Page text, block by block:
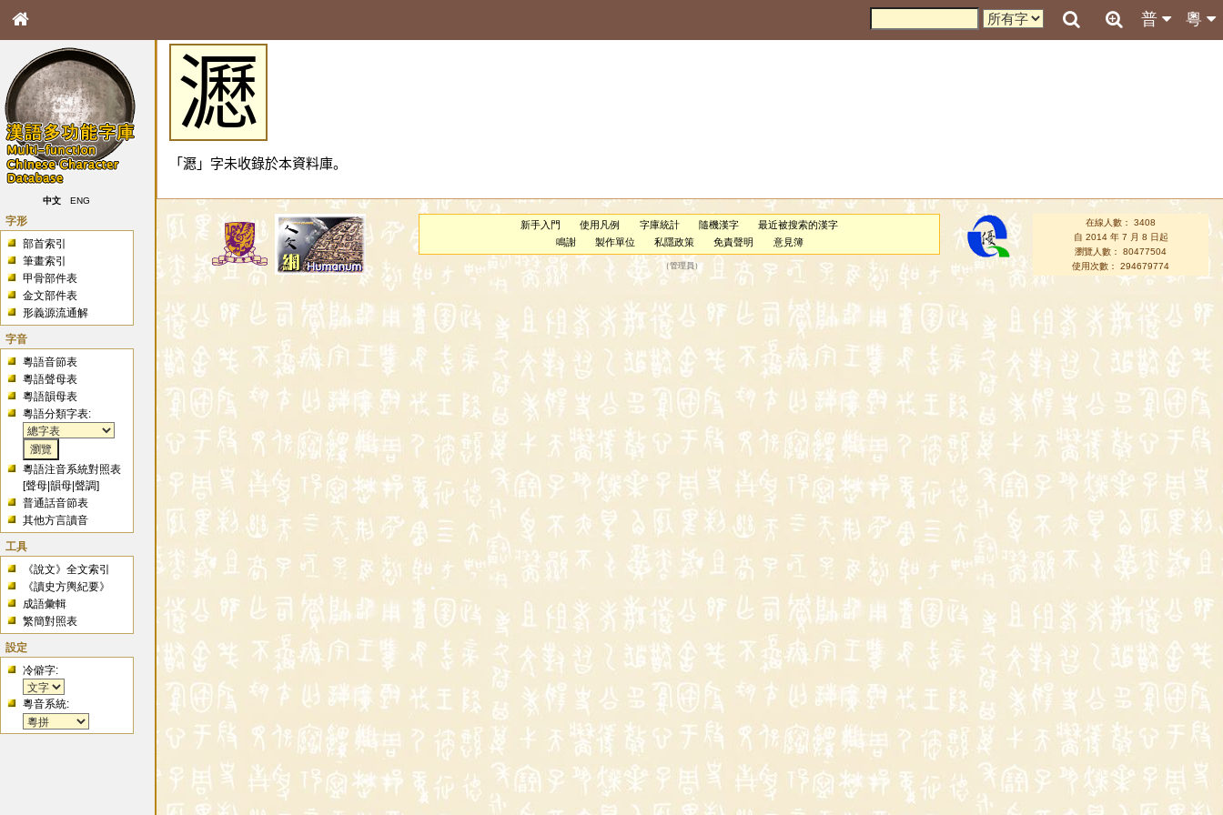
粵
普
中文 ENG
字形
部首索引
筆畫索引
甲骨部件表
金文部件表
形義源流通解
字音
粵語音節表
粵語聲母表
粵語韻母表
粵語分類字表:
粵語注音系統對照表
[聲母 |韻母 |聲調]
普通話音節表
其他方言讀音
工具
《說文》全文索引
《讀史方輿紀要》
成語彙輯
繁簡對照表
設定
冷僻字:
粵音系統:
𤃉
「𤃉」字未收錄於本資料庫。
新手入門 使用凡例 字庫統計 隨機漢字
最近被搜索的漢字
鳴謝
製作單位 私隱政策 免責聲明 意見簿
（管理員 ）
在線人數： 3408
自 2014 年 7 月 8 日起
瀏覽人數： 80477504
使用次數： 294679774